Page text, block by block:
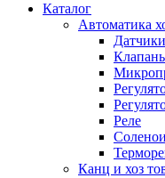
Каталог
Автоматика
Датчики
Реле
Канц и хоз